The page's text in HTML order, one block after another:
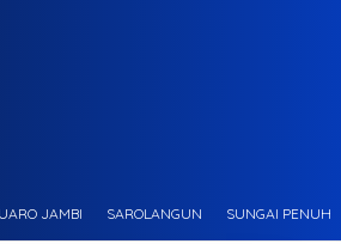
JAMBI SAROLANGUN SUNGAI PENUH